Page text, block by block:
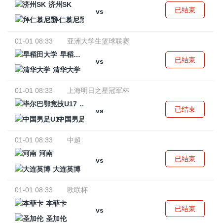
济州SK
vs
拜仁慕尼黑
已结束
01-01 08:33
亚洲大学生篮球联赛
早稻田大学
vs
清华大学
已结束
01-01 08:33
上海明日之星冠军杯
毕尔巴鄂竞技U17
vs
中国男足U17
已结束
01-01 08:33
中超
河南
vs
大连英博
已结束
01-01 08:33
欧联杯
本菲卡
vs
圣加伦
已结束